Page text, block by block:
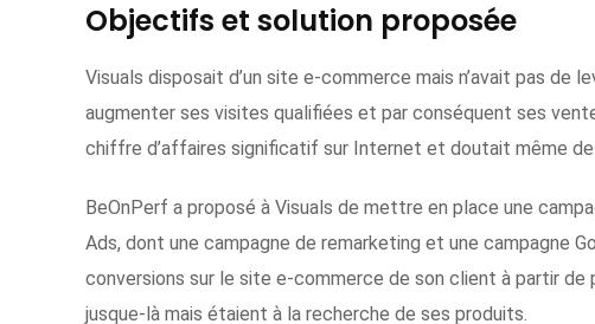
Objectifs et solution proposée
Visuals disposait d’un site e-commerce mais n’avait pas de
augmenter ses visites qualifiées et par conséquent ses
chiffre d’affaires significatif sur Internet et doutait même
BeOnPerf a proposé à Visuals de mettre en place une
Ads, dont une campagne de remarketing et une campagne
conversions sur le site e-commerce de son client à partir de
jusque-là mais étaient à la recherche de ses produits.